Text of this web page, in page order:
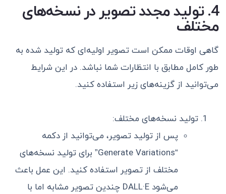
4. تولید مجدد تصویر در نسخه‌های
مختلف
گاهی اوقات ممکن است تصویر اولیه‌ای که تولید شده به
طور کامل مطابق با انتظارات شما نباشد. در این شرایط
می‌توانید از گزینه‌های زیر استفاده کنید.
تولید نسخه‌های مختلف:
پس از تولید تصویر، می‌توانید از دکمه
“Generate Variations” برای تولید نسخه‌های
مختلف از تصویر استفاده کنید. این عمل باعث
می‌شود DALL·E چندین تصویر مشابه اما با